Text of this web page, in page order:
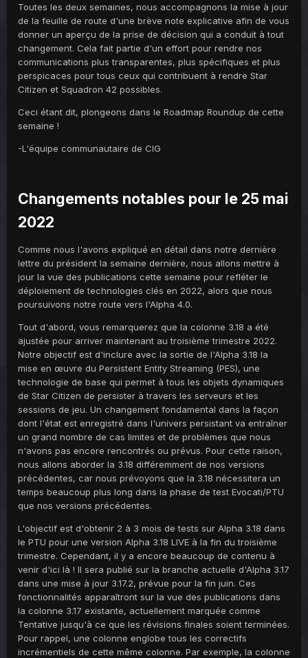
Toutes les deux semaines, nous accompagnons la mise à jour
de la feuille de route d'une brève note explicative afin de vous
donner un aperçu de la prise de décision qui a conduit à tout
changement. Cela fait partie d'un effort pour rendre nos
communications plus transparentes, plus spécifiques et plus
perspicaces pour tous ceux qui contribuent à rendre Star
Citizen et Squadron 42 possibles.
Ceci étant dit, plongeons dans le Roadmap Roundup de cette
semaine !
-L'équipe communautaire de CIG
Changements notables pour le 25 mai
2022
Comme nous l'avons expliqué en détail dans notre dernière
lettre du président la semaine dernière, nous allons mettre à
jour la vue des publications cette semaine pour refléter le
déploiement de technologies clés en 2022, alors que nous
poursuivons notre route vers l'Alpha 4.0.
Tout d'abord, vous remarquerez que la colonne 3.18 a été
ajustée pour arriver maintenant au troisième trimestre 2022.
Notre objectif est d'inclure avec la sortie de l'Alpha 3.18 la
mise en œuvre du Persistent Entity Streaming (PES), une
technologie de base qui permet à tous les objets dynamiques
de Star Citizen de persister à travers les serveurs et les
sessions de jeu. Un changement fondamental dans la façon
dont l'état est enregistré dans l'univers persistant va entraîner
un grand nombre de cas limites et de problèmes que nous
n'avons pas encore rencontrés ou prévus. Pour cette raison,
nous allons aborder la 3.18 différemment de nos versions
précédentes, car nous prévoyons que la 3.18 nécessitera un
temps beaucoup plus long dans la phase de test Evocati/PTU
que nos versions précédentes.
L'objectif est d'obtenir 2 à 3 mois de tests sur Alpha 3.18 dans
le PTU pour une version Alpha 3.18 LIVE à la fin du troisième
trimestre. Cependant, il y a encore beaucoup de contenu à
venir d'ici là ! Il sera publié sur la branche actuelle d'Alpha 3.17
dans une mise à jour 3.17.2, prévue pour la fin juin. Ces
fonctionnalités apparaîtront sur la vue des publications dans
la colonne 3.17 existante, actuellement marquée comme
Tentative jusqu'à ce que les révisions finales soient terminées.
Pour rappel, une colonne englobe tous les correctifs
incrémentiels de cette même colonne. Par exemple, la colonne